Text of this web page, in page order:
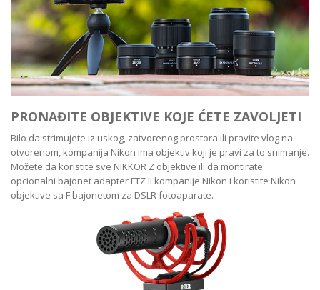
PRONAĐITE OBJEKTIVE KOJE ĆETE ZAVOLJETI
Bilo da strimujete iz uskog, zatvorenog prostora ili pravite vlog na
otvorenom, kompanija Nikon ima objektiv koji je pravi za to snimanje.
Možete da koristite sve NIKKOR Z objektive ili da montirate
opcionalni bajonet adapter FTZ II kompanije Nikon i koristite Nikon
objektive sa F bajonetom za DSLR fotoaparate.